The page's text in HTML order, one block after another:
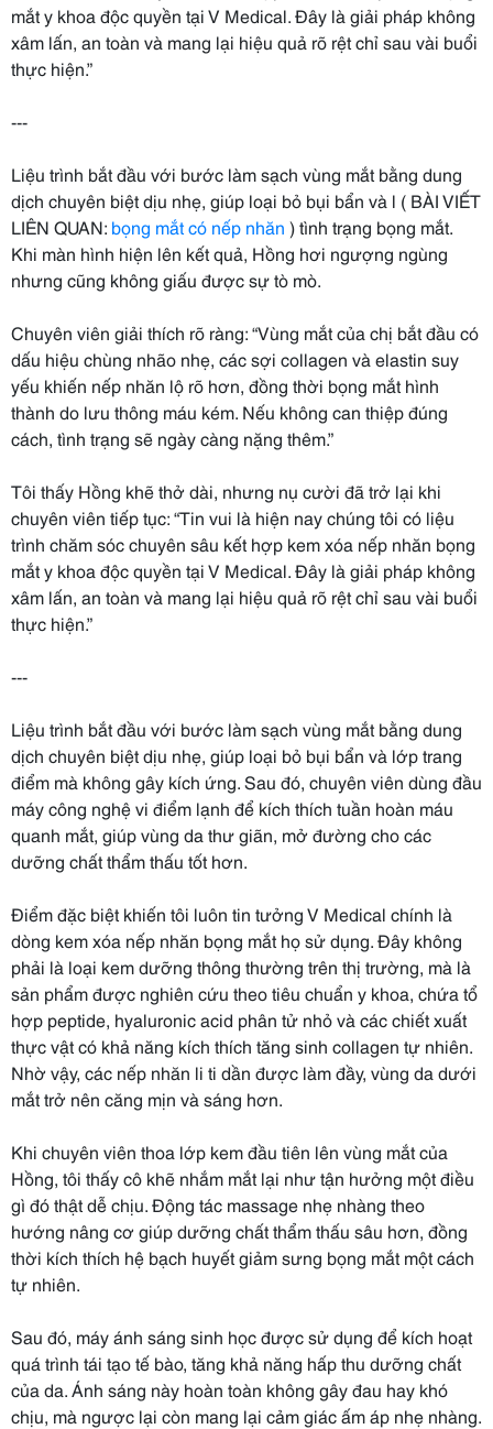
mắt y khoa độc quyền tại V Medical. Đây là giải pháp không
xâm lấn, an toàn và mang lại hiệu quả rõ rệt chỉ sau vài buổi
thực hiện.”
---
Liệu trình bắt đầu với bước làm sạch vùng mắt bằng dung
dịch chuyên biệt dịu nhẹ, giúp loại bỏ bụi bẩn và l ( BÀI VIẾT
LIÊN QUAN: bọng mắt có nếp nhăn ) tình trạng bọng mắt.
Khi màn hình hiện lên kết quả, Hồng hơi ngượng ngùng
nhưng cũng không giấu được sự tò mò.
Chuyên viên giải thích rõ ràng: “Vùng mắt của chị bắt đầu có
dấu hiệu chùng nhão nhẹ, các sợi collagen và elastin suy
yếu khiến nếp nhăn lộ rõ hơn, đồng thời bọng mắt hình
thành do lưu thông máu kém. Nếu không can thiệp đúng
cách, tình trạng sẽ ngày càng nặng thêm.”
Tôi thấy Hồng khẽ thở dài, nhưng nụ cười đã trở lại khi
chuyên viên tiếp tục: “Tin vui là hiện nay chúng tôi có liệu
trình chăm sóc chuyên sâu kết hợp kem xóa nếp nhăn bọng
mắt y khoa độc quyền tại V Medical. Đây là giải pháp không
xâm lấn, an toàn và mang lại hiệu quả rõ rệt chỉ sau vài buổi
thực hiện.”
---
Liệu trình bắt đầu với bước làm sạch vùng mắt bằng dung
dịch chuyên biệt dịu nhẹ, giúp loại bỏ bụi bẩn và lớp trang
điểm mà không gây kích ứng. Sau đó, chuyên viên dùng đầu
máy công nghệ vi điểm lạnh để kích thích tuần hoàn máu
quanh mắt, giúp vùng da thư giãn, mở đường cho các
dưỡng chất thẩm thấu tốt hơn.
Điểm đặc biệt khiến tôi luôn tin tưởng V Medical chính là
dòng kem xóa nếp nhăn bọng mắt họ sử dụng. Đây không
phải là loại kem dưỡng thông thường trên thị trường, mà là
sản phẩm được nghiên cứu theo tiêu chuẩn y khoa, chứa tổ
hợp peptide, hyaluronic acid phân tử nhỏ và các chiết xuất
thực vật có khả năng kích thích tăng sinh collagen tự nhiên.
Nhờ vậy, các nếp nhăn li ti dần được làm đầy, vùng da dưới
mắt trở nên căng mịn và sáng hơn.
Khi chuyên viên thoa lớp kem đầu tiên lên vùng mắt của
Hồng, tôi thấy cô khẽ nhắm mắt lại như tận hưởng một điều
gì đó thật dễ chịu. Động tác massage nhẹ nhàng theo
hướng nâng cơ giúp dưỡng chất thẩm thấu sâu hơn, đồng
thời kích thích hệ bạch huyết giảm sưng bọng mắt một cách
tự nhiên.
Sau đó, máy ánh sáng sinh học được sử dụng để kích hoạt
quá trình tái tạo tế bào, tăng khả năng hấp thu dưỡng chất
của da. Ánh sáng này hoàn toàn không gây đau hay khó
chịu, mà ngược lại còn mang lại cảm giác ấm áp nhẹ nhàng.